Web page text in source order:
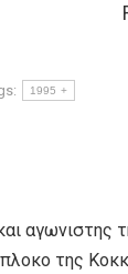
1995 +
αγωνιστης
της